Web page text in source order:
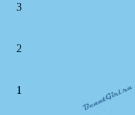
3
2
1